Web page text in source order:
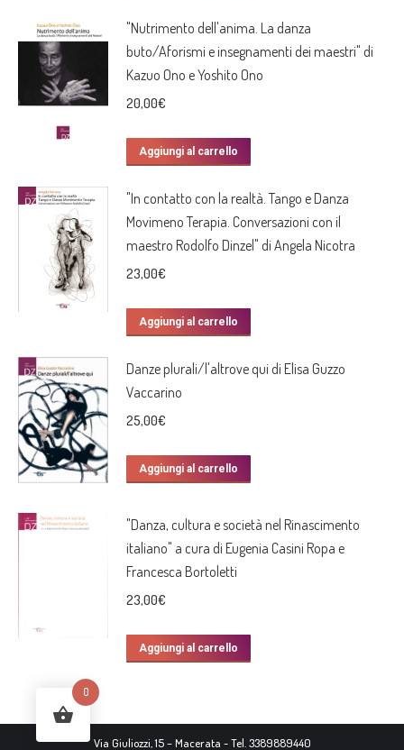
"Nutrimento dell'anima. La danza
buto/Aforismi e insegnamenti dei maestri" di
Kazuo Ono e Yoshito Ono
20,00€
Aggiungi al carrello
"In contatto con la realtà. Tango e Danza
Movimeno Terapia. Conversazioni con il
maestro Rodolfo Dinzel" di Angela Nicotra
23,00€
Aggiungi al carrello
Danze plurali/l'altrove qui di Elisa Guzzo
Vaccarino
25,00€
Aggiungi al carrello
"Danza, cultura e società nel Rinascimento
italiano" a cura di Eugenia Casini Ropa e
Francesca Bortoletti
23,00€
Aggiungi al carrello
Via Giuliozzi, 15 – Macerata - Tel. 3389889440
0